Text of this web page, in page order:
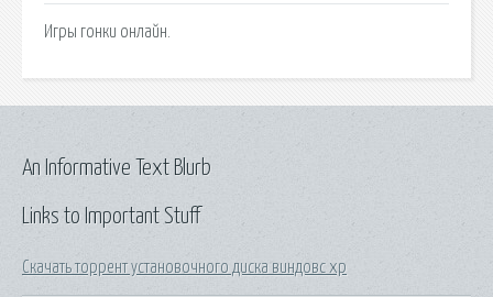
Игры гонки онлайн.
Links to Important Stuff
Скачать торрент установочного диска виндовс хр
An Informative Text Blurb